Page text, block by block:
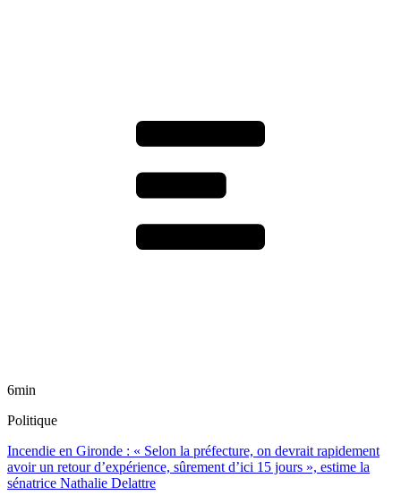
6min
Politique
Incendie en Gironde : « Selon la préfecture, on devrait rapidement
avoir un retour d’expérience, sûrement d’ici 15 jours », estime la
sénatrice Nathalie Delattre